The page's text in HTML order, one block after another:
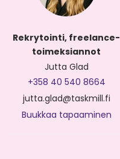
Rekrytointi, freelance-
toimeksiannot
Jutta Glad
+358 40 540 8664
jutta.glad@taskmill.fi
Buukkaa tapaaminen